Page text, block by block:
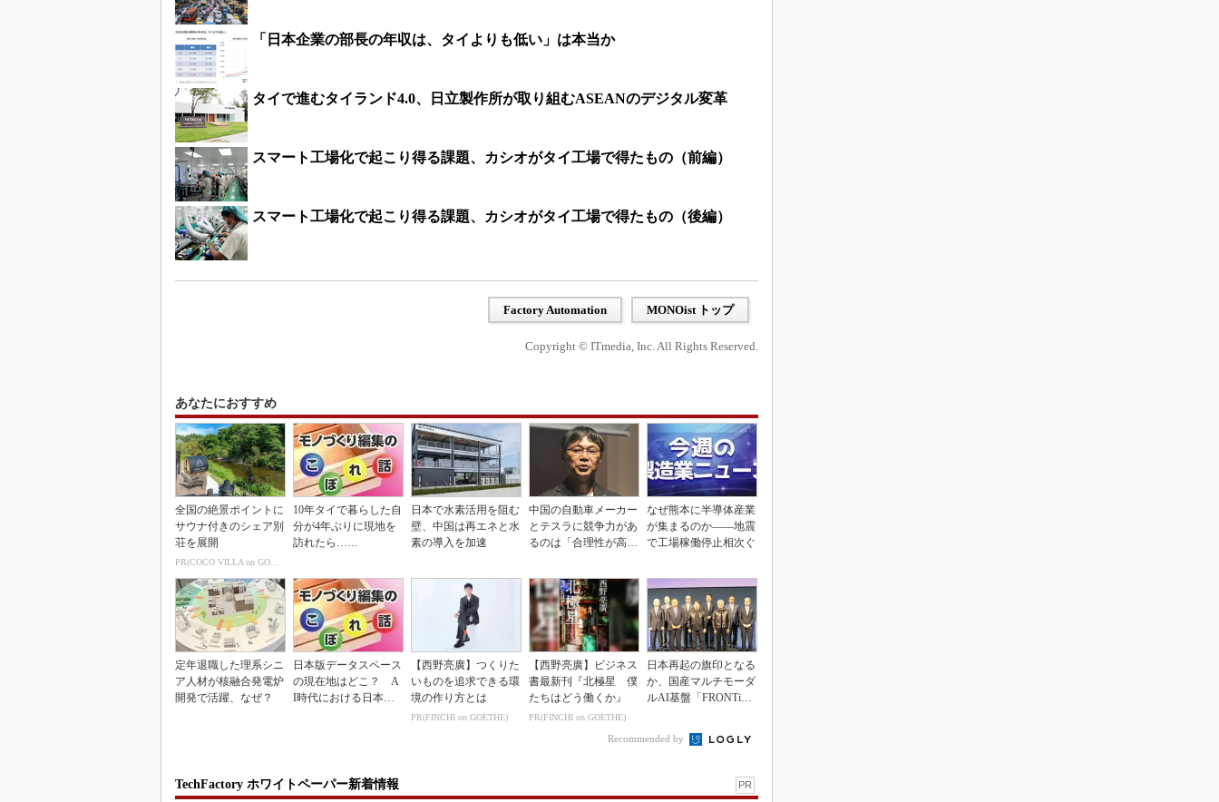
「日本企業の部長の年収は、タイよりも低い」は本当か
タイで進むタイランド4.0、日立製作所が取り組むASEANのデジタル変革
スマート工場化で起こり得る課題、カシオがタイ工場で得たもの（前編）
スマート工場化で起こり得る課題、カシオがタイ工場で得たもの（後編）
Factory Automation MONOist トップ
Copyright © ITmedia, Inc. All Rights Reserved.
あなたにおすすめ
全国の絶景ポイントに
サウナ付きのシェア別
荘を展開
PR(COCO VILLA on GOETHE)
10年タイで暮らした自
分が4年ぶりに現地を
訪れたら……
日本で水素活用を阻む
壁、中国は再エネと水
素の導入を加速
中国の自動車メーカー
とテスラに競争力があ
るのは「合理性が高
なぜ熊本に半導体産業
が集まるのか――地震
で工場稼働停止相次ぐ
定年退職した理系シニ
ア人材が核融合発電炉
開発で活躍、なぜ？
日本版データスペース
の現在地はどこ？ A
I時代における日本の
【西野亮廣】つくりた
いものを追求できる環
境の作り方とは
PR(FINCHI on GOETHE)
【西野亮廣】ビジネス
書最新刊『北極星 僕
たちはどう働くか』
PR(FINCHI on GOETHE)
日本再起の旗印となる
か、国産マルチモーダ
ルAI基盤「FRONTi
Recommended by
TechFactory ホワイトペーパー新着情報 PR